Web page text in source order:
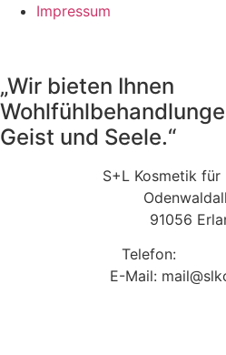
Impressum
„Wir bieten Ihnen
Geist und Seele.“
S+L Kosmetik für
91056
Telefon:
E-Mail: